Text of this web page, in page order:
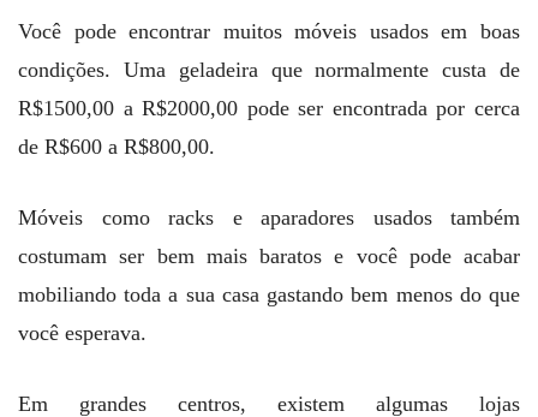
Você pode encontrar muitos móveis usados em boas
condições. Uma geladeira que normalmente custa de
R$1500,00 a R$2000,00 pode ser encontrada por cerca
de R$600 a R$800,00.
Móveis como racks e aparadores usados também
costumam ser bem mais baratos e você pode acabar
mobiliando toda a sua casa gastando bem menos do que
você esperava.
Em grandes centros, existem algumas lojas